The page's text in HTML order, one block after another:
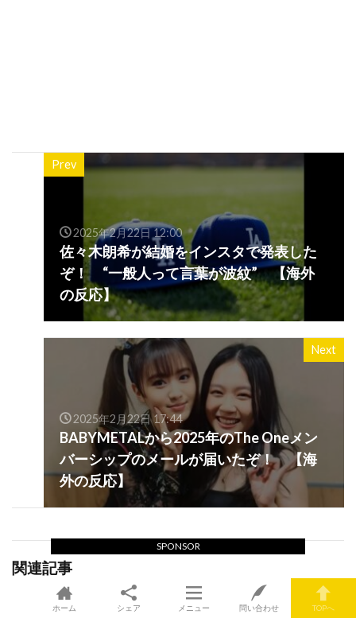
Prev
2025年2月22日 12:00
佐々木朗希が結婚をインスタで発表した
ぞ！ “一般人って言葉が波紋” 【海外
の反応】
Next
2025年2月22日 17:44
BABYMETALから2025年のThe Oneメン
バーシップのメールが届いたぞ！ 【海
外の反応】
関連記事
これはNetflixのONE PIECEの実
写版か？ “ナミが気の毒だ”
SPONSOR
ホーム シェア メニュー 問い合わせ TOPへ